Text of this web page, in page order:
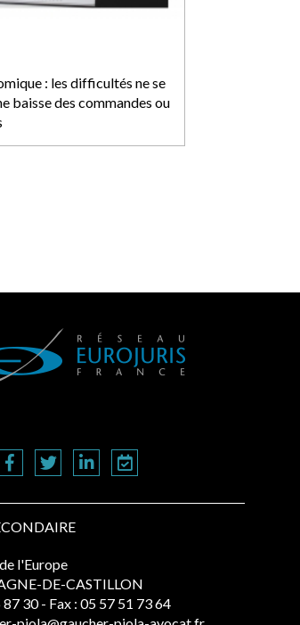
: les difficultés ne se
baisse des commandes ou
l'Europe
DE-CASTILLON
87 30 - Fax : 05 57 51 73 64